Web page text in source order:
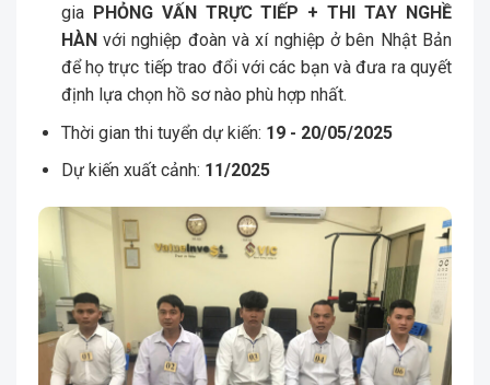
gia PHỎNG VẤN TRỰC TIẾP + THI TAY NGHỀ
HÀNvới nghiệp đoàn và xí nghiệp ở bên Nhật Bản
để họ trực tiếp trao đổi với các bạn và đưa ra quyết
định lựa chọn hồ sơ nào phù hợp nhất.
Thời gian thi tuyển dự kiến: 19 - 20/05/2025
Dự kiến xuất cảnh: 11/2025